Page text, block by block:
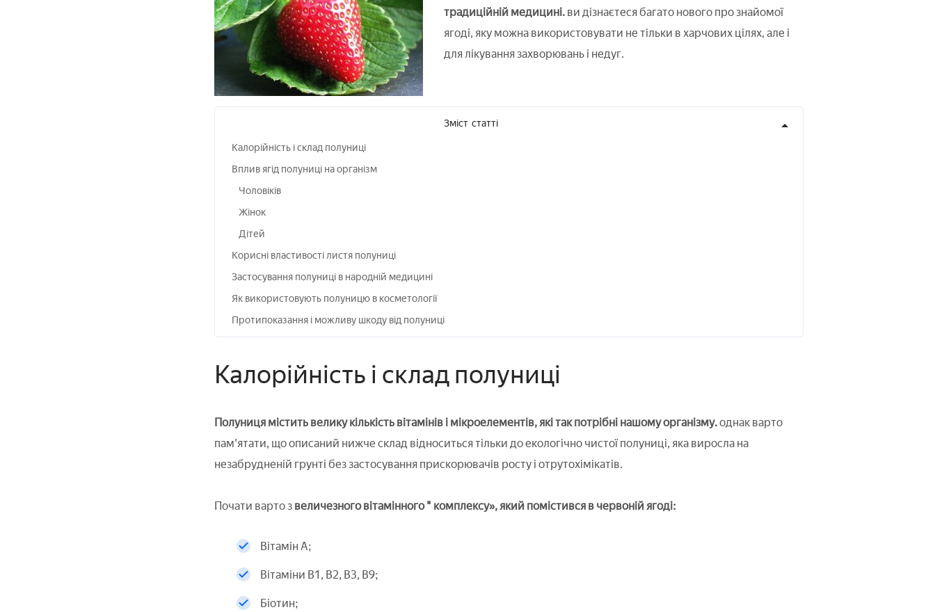
традиційній медицині. ви дізнаєтеся багато нового про знайомої
ягоді, яку можна використовувати не тільки в харчових цілях, але і
для лікування захворювань і недуг.
Зміст статті
Калорійність і склад полуниці
Вплив ягід полуниці на організм
Чоловіків
Жінок
Дітей
Корисні властивості листя полуниці
Застосування полуниці в народній медицині
Як використовують полуницю в косметології
Протипоказання і можливу шкоду від полуниці
Калорійність і склад полуниці
Полуниця містить велику кількість вітамінів і мікроелементів, які так потрібні нашому організму.однак варто
пам'ятати, що описаний нижче склад відноситься тільки до екологічно чистої полуниці, яка виросла на
незабрудненій грунті без застосування прискорювачів росту і отрутохімікатів.
Почати варто звеличезного вітамінного " комплексу», який помістився в червоній ягоді:
Вітамін А;
Вітаміни В1, В2, В3, В9;
Біотин;